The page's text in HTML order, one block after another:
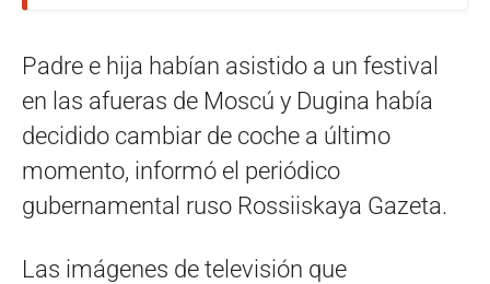
Padre e hija habían asistido a un festival
en las afueras de Moscú y Dugina había
decidido cambiar de coche a último
momento, informó el periódico
gubernamental ruso Rossiiskaya Gazeta.
Las imágenes de televisión que